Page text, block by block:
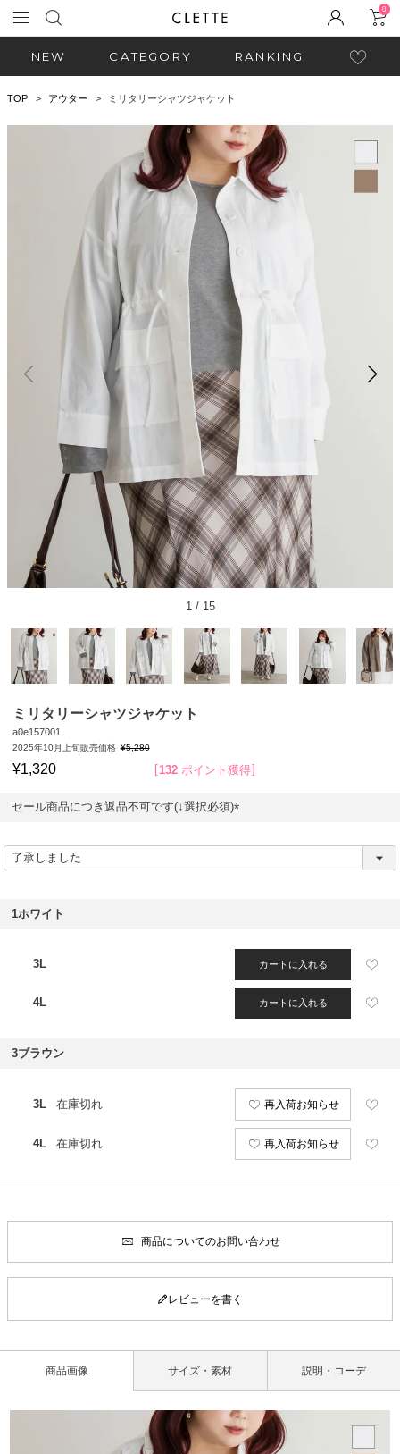
0
NEW CATEGORY RANKING
TOP アウター ミリタリーシャツジャケット
1/ 15
ミリタリーシャツジャケット
a0e157001
2025年10月上旬販売価格 ¥5,280
¥1,320 132 ポイント獲得
セール商品につき返品不可です(↓選択必須)
必
1ホワイト
3L カートに入れる
4L カートに入れる
3ブラウン
3L 在庫切れ 再入荷お知らせ
4L 在庫切れ 再入荷お知らせ
商品についてのお問い合わせ
レビューを書く
商品画像 サイズ・素材 説明・コーデ